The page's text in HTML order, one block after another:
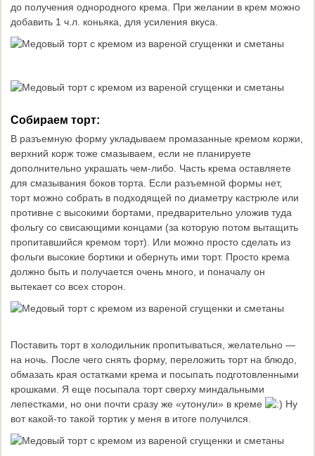
до получения однородного крема. При желании в крем можно
добавить 1 ч.л. коньяка, для усиления вкуса.
Собираем торт:
В разъемную форму укладываем промазанные кремом коржи,
верхний корж тоже смазываем, если не планируете
дополнительно украшать чем-либо. Часть крема оставляете
для смазывания боков торта. Если разъемной формы нет,
торт можно собрать в подходящей по диаметру кастрюле или
противне с высокими бортами, предварительно уложив туда
фольгу со свисающими концами (за которую потом вытащить
пропитавшийся кремом торт). Или можно просто сделать из
фольги высокие бортики и обернуть ими торт. Просто крема
должно быть и получается очень много, и поначалу он
вытекает со всех сторон.
Поставить торт в холодильник пропитываться, желательно —
на ночь. После чего снять форму, переложить торт на блюдо,
обмазать края остатками крема и посыпать подготовленными
крошками. Я еще посыпала торт сверху миндальными
лепестками, но они почти сразу же «утонули» в креме
Ну
вот какой-то такой тортик у меня в итоге получился.